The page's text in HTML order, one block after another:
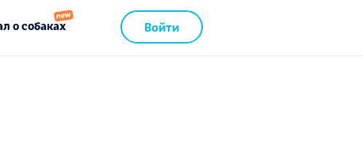
о собаках Войти